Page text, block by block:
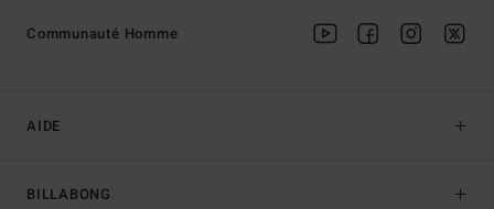
AIDE
BILLABONG
Communauté Homme